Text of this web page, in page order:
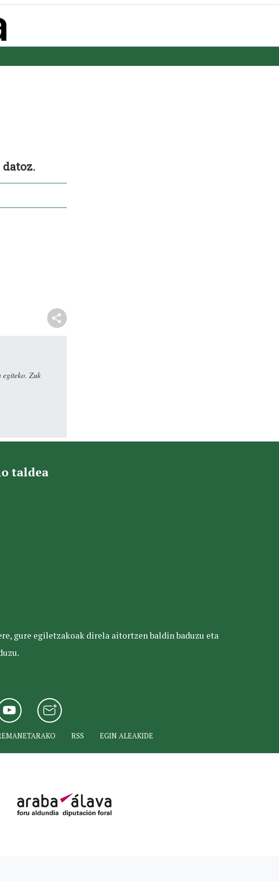
Zuk
taldea
gure egiletzakoak direla aitortzen baldin baduzu eta
RSS EGIN ALEAKIDE